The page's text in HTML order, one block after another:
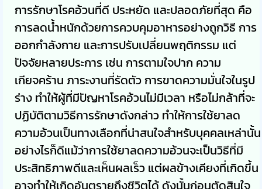
การรักษาโรคอ้วนที่ดี ประหยัด และปลอดภัยที่สุด คือ
การลดน้ำหนักด้วยการควบคุมอาหารอย่างถูกวิธี การ
ออกกำลังกาย และการปรับเปลี่ยนพฤติกรรม แต่
ปัจจัยหลายประการ เช่น การตามใจปาก ความ
เกียจคร้าน ภาระงานที่รัดตัว การขาดความมั่นใจในรูป
ร่าง ทำให้ผู้ที่มีปัญหาโรคอ้วนไม่มีเวลา หรือไม่กล้าที่จะ
ปฏิบัติตามวิธีการรักษาดังกล่าว ทำให้การใช้ยาลด
ความอ้วนเป็นทางเลือกที่น่าสนใจสำหรับบุคคลเหล่านั้น
อย่างไรก็ดีแม้ว่าการใช้ยาลดความอ้วนจะเป็นวิธีที่มี
ประสิทธิภาพดีและเห็นผลเร็ว แต่ผลข้างเคียงที่เกิดขึ้น
อาจทำให้เกิดอันตรายถึงชีวิตได้ ดังนั้นก่อนตัดสินใจ